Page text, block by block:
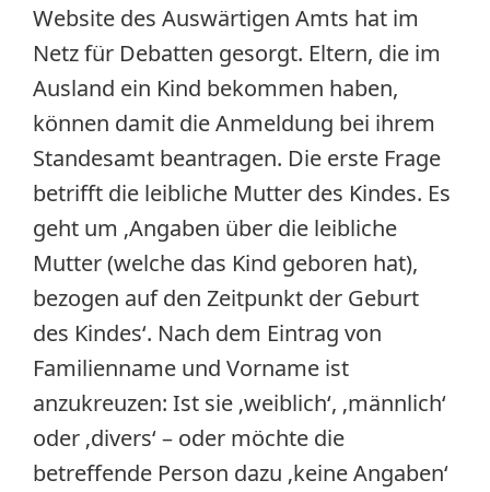
Website des Auswärtigen Amts hat im
Netz für Debatten gesorgt. Eltern, die im
Ausland ein Kind bekommen haben,
können damit die Anmeldung bei ihrem
Standesamt beantragen. Die erste Frage
betrifft die leibliche Mutter des Kindes. Es
geht um ‚Angaben über die leibliche
Mutter (welche das Kind geboren hat),
bezogen auf den Zeitpunkt der Geburt
des Kindes‘. Nach dem Eintrag von
Familienname und Vorname ist
anzukreuzen: Ist sie ‚weiblich‘, ‚männlich‘
oder ‚divers‘ – oder möchte die
betreffende Person dazu ‚keine Angaben‘